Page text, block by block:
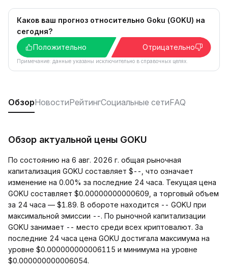
Каков ваш прогноз относительно Goku (GOKU) на
сегодня?
Положительно
Отрицательно
Примечание: данные указаны исключительно в справочных целях.
ОбзорНовостиРейтингСоциальные сетиFAQ
Обзор актуальной цены GOKU
По состоянию на 6 авг. 2026 г. общая рыночная
капитализация GOKU составляет $--, что означает
изменение на 0.00% за последние 24 часа. Текущая цена
GOKU составляет $0.00000000000609, а торговый объем
за 24 часа — $1.89. В обороте находится -- GOKU при
максимальной эмиссии --. По рыночной капитализации
GOKU занимает -- место среди всех криптовалют. За
последние 24 часа цена GOKU достигала максимума на
уровне $0.000000000006115 и минимума на уровне
$0.000000000006054.